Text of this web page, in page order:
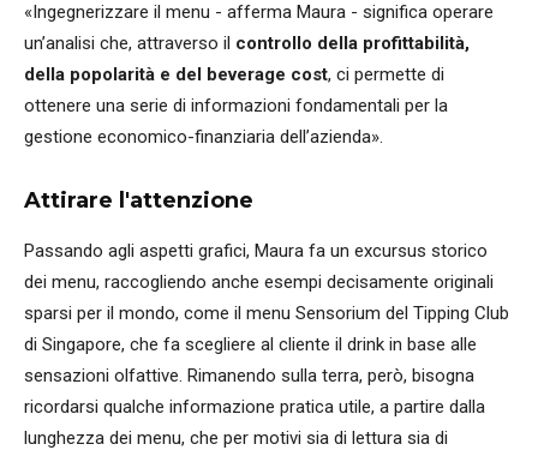
«Ingegnerizzare il menu - afferma Maura - significa operare
un’analisi che, attraverso il controllo della profittabilità,
della popolarità e del beverage cost, ci permette di
ottenere una serie di informazioni fondamentali per la
gestione economico-finanziaria dell’azienda».
Attirare l'attenzione
Passando agli aspetti grafici, Maura fa un excursus storico
dei menu, raccogliendo anche esempi decisamente originali
sparsi per il mondo, come il menu Sensorium del Tipping Club
di Singapore, che fa scegliere al cliente il drink in base alle
sensazioni olfattive. Rimanendo sulla terra, però, bisogna
ricordarsi qualche informazione pratica utile, a partire dalla
lunghezza dei menu, che per motivi sia di lettura sia di